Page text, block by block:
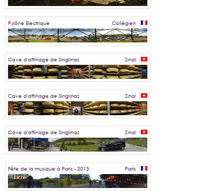
Pylône Electrique Collégien
Cave d'affinage de Singlinaz Zinal
Cave d'affinage de Singlinaz Zinal
Cave d'affinage de Singlinaz Zinal
Fête de la musique à Paris - 2013 Paris